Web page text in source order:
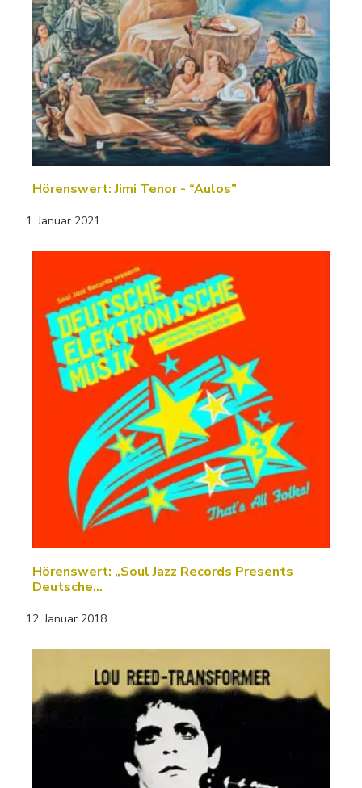
Hörenswert: Jimi Tenor - “Aulos”
1. Januar 2021
Hörenswert: „Soul Jazz Records Presents
Deutsche…
12. Januar 2018